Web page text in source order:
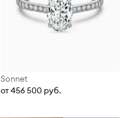
Sonnet
от 456 500 руб.